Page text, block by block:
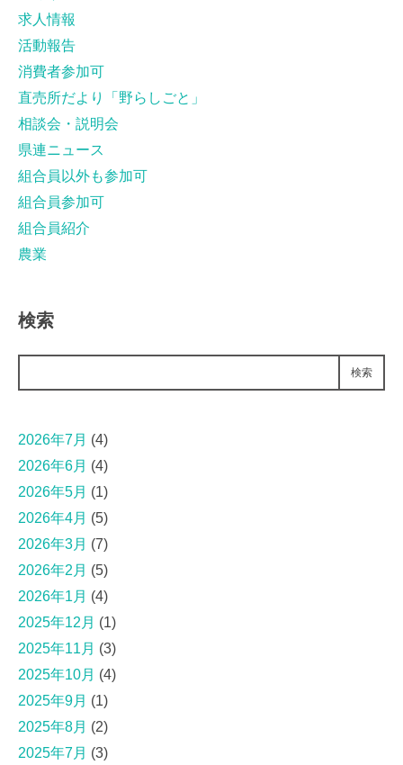
求人情報
活動報告
消費者参加可
直売所だより「野らしごと」
相談会・説明会
県連ニュース
組合員以外も参加可
組合員参加可
組合員紹介
農業
検索
検索
2026年7月 (4)
2026年6月 (4)
2026年5月 (1)
2026年4月 (5)
2026年3月 (7)
2026年2月 (5)
2026年1月 (4)
2025年12月 (1)
2025年11月 (3)
2025年10月 (4)
2025年9月 (1)
2025年8月 (2)
2025年7月 (3)